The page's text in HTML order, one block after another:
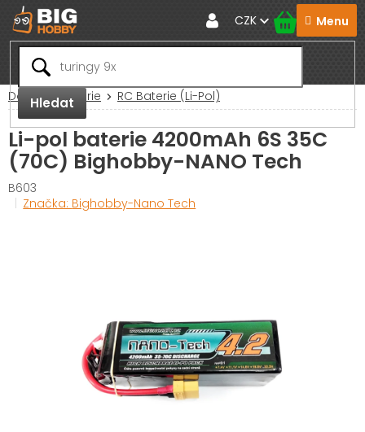
Přejít
na
obsah
Hledat
CZK
Domů Baterie RC Baterie (Li-Pol)
Li-pol baterie 4200mAh 6S 35C
(70C) Bighobby-NANO Tech
B603
Značka: Bighobby-Nano Tech